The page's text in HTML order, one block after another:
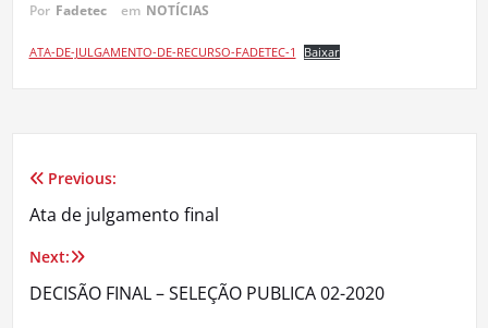
Por Fadetec em NOTÍCIAS
ATA-DE-JULGAMENTO-DE-RECURSO-FADETEC-1 Baixar
Navegação
de
Post
Previous:
Ata de julgamento final
Next:
DECISÃO FINAL – SELEÇÃO PUBLICA 02-2020